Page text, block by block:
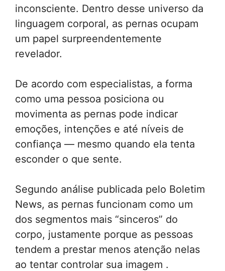
inconsciente. Dentro desse universo da
linguagem corporal, as pernas ocupam
um papel surpreendentemente
revelador.
De acordo com especialistas, a forma
como uma pessoa posiciona ou
movimenta as pernas pode indicar
emoções, intenções e até níveis de
confiança — mesmo quando ela tenta
esconder o que sente.
Segundo análise publicada pelo Boletim
News, as pernas funcionam como um
dos segmentos mais “sinceros” do
corpo, justamente porque as pessoas
tendem a prestar menos atenção nelas
ao tentar controlar sua imagem .